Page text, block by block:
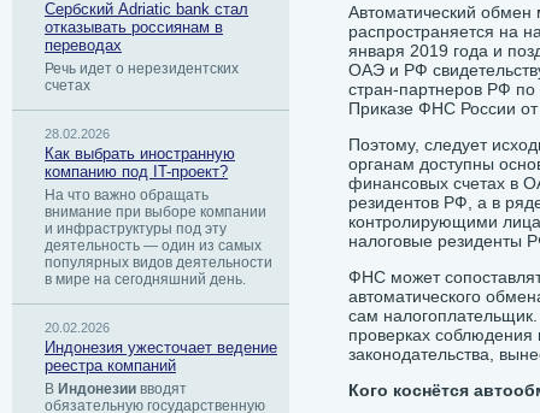
Автоматический
распространяется на
января 2019 года и
ОАЭ и РФ
стран-партнеров РФ
Приказе ФНС России
Поэтому, следует
органам доступны
финансовых счетах в
резидентов РФ, а в
контролирующими
налоговые резиденты
ФНС может
автоматического
сам
проверках соблюдения
законодательства,
Кого коснётся
Сербский ​Adriatic bank стал
отказывать россиянам в
переводах
Речь идет о нерезидентских
счетах
28.02.2026
Как выбрать иностранную
компанию под IT-проект?
На что важно обращать
внимание при выборе компании
и инфраструктуры под эту
деятельность — один из самых
популярных видов деятельности
в мире на сегодняшний день.
20.02.2026
Индонезия ужесточает ведение
реестра компаний
В Индонезии вводят
обязательную государственную